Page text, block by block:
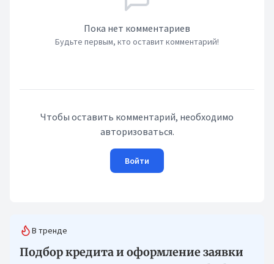
Пока нет комментариев
Будьте первым, кто оставит комментарий!
Чтобы оставить комментарий, необходимо
авторизоваться.
Войти
В тренде
Подбор кредита и оформление заявки